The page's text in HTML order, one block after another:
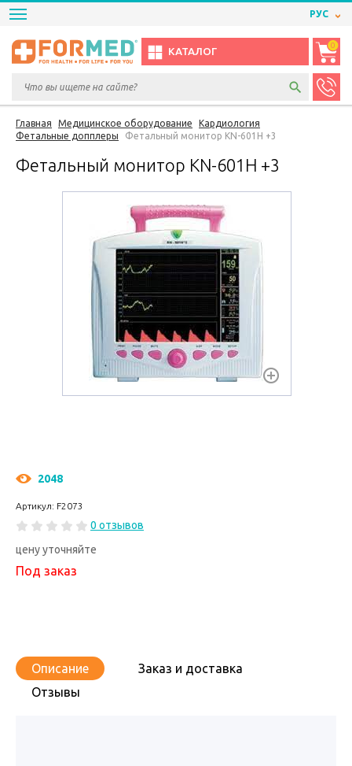
РУС
КАТАЛОГ
0
Главная Медицинское оборудование
Кардиология
Фетальные допплеры
Фетальный монитор KN-601H +3
Фетальный монитор KN-601H +3
2048
Артикул: F2073
0 отзывов
цену уточняйте
Под заказ
Описание
Заказ и доставка
Отзывы